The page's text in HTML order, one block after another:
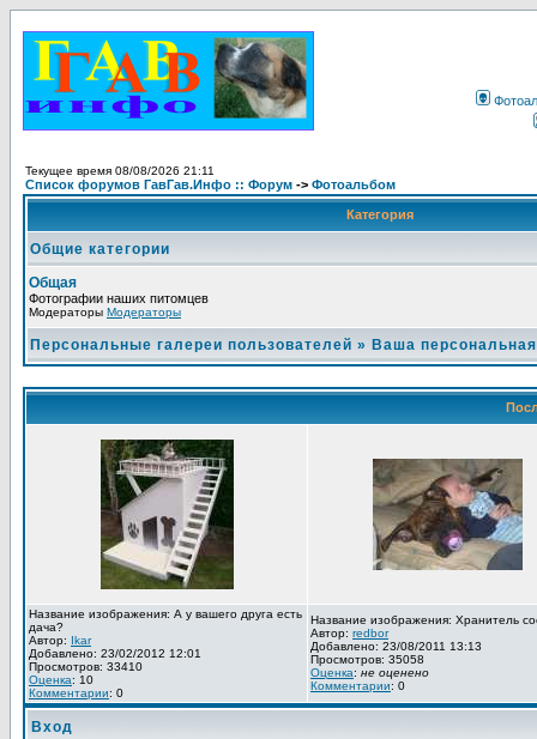
Текущее время 08/08/2026 21:11
Список форумов ГавГав.Инфо :: Форум -> Фотоальбом
Категория
Общие категории
Общая
Фотографии наших питомцев
Модераторы Модераторы
Персональные галереи пользователей » Ваша
Название изображения: А у вашего друга есть
дача?
Автор: Ikar
Добавлено: 23/02/2012 12:01
Просмотров: 33410
Оценка: 10
Комментарии: 0
Название изображения: Хранитель
Автор: redbor
Добавлено: 23/08/2011 13:13
Просмотров: 35058
Оценка: не оценено
Комментарии: 0
Вход